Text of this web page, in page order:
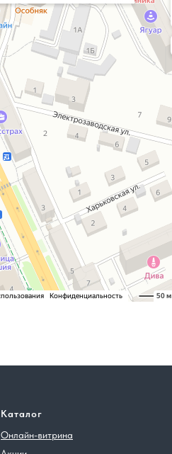
Каталог
Онлайн-витрина